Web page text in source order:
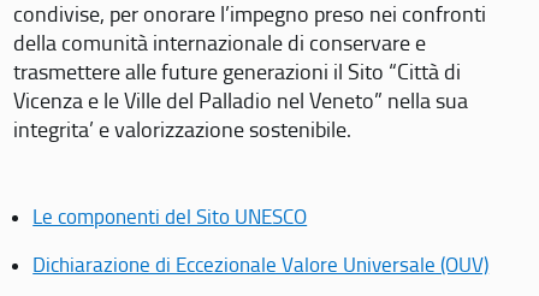
condivise, per onorare l’impegno preso nei confronti
della comunità internazionale di conservare e
trasmettere alle future generazioni il Sito “Città di
Vicenza e le Ville del Palladio nel Veneto” nella sua
integrita’ e valorizzazione sostenibile.
Le componenti del Sito UNESCO
Dichiarazione di Eccezionale Valore Universale (OUV)